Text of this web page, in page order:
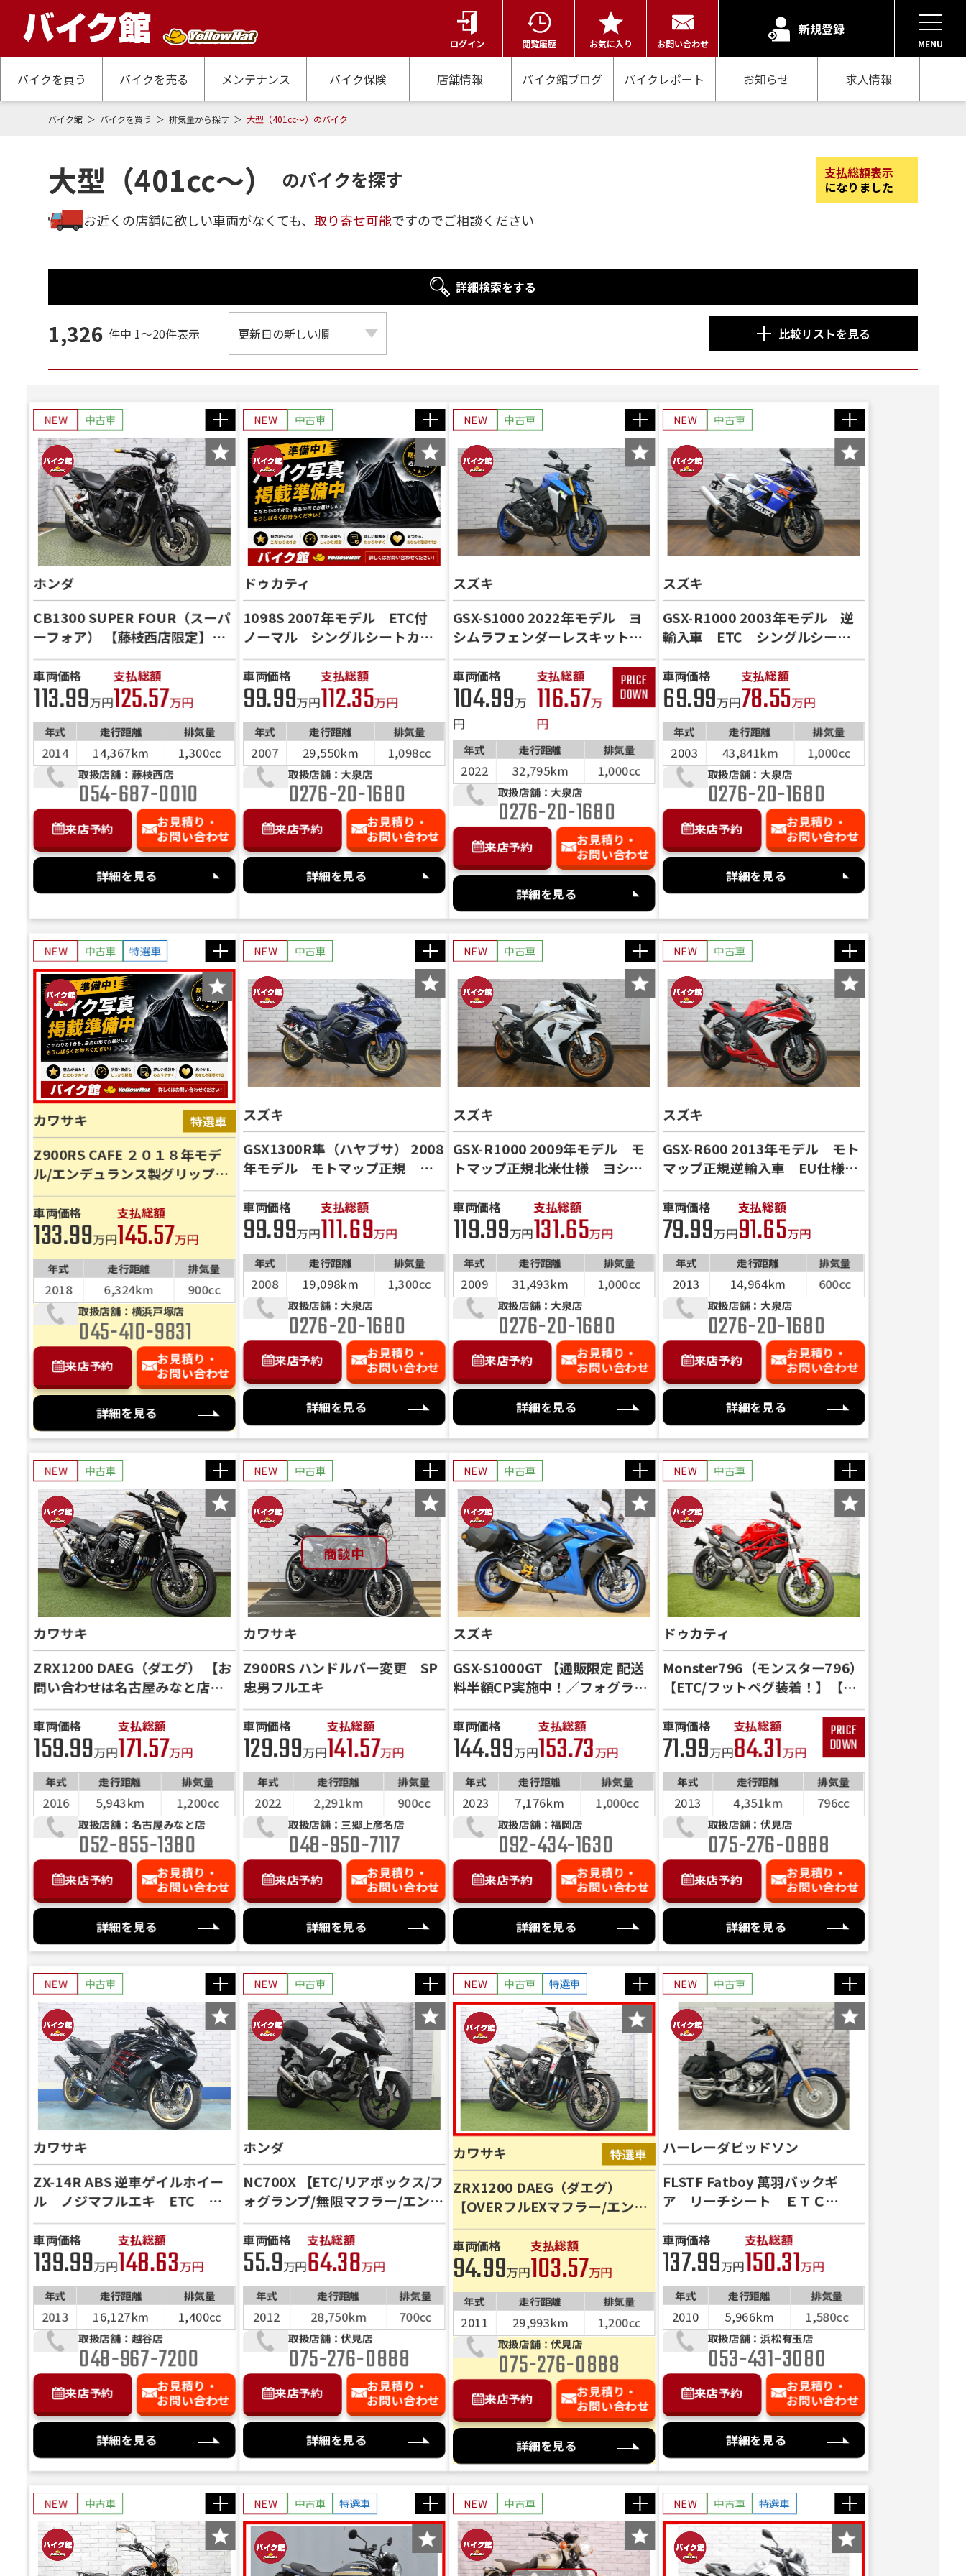
ログイン 閲覧履歴 お気に入り お問い合わせ
新規登録
MENU
バイクを買う バイクを売る メンテナンス バイク保険 店舗情報 バイク館ブログ バイクレポート お知らせ 求人情報
バイク館 バイクを買う 排気量から探す 大型（401cc～）のバイク
大型（401cc～） のバイクを探す
支払総額表示
になりました
お近くの店舗に欲しい車両がなくても、取り寄せ可能ですのでご相談ください
バイク館ではお乗り出しまでに必要な
概算のお支払総額を表示しております。
「お問い合わせ・来店予約」ボタンよりご依頼を頂けましたら、諸費用内
訳や、お客様のご希望に沿ったお見積もりを作成することも可能です！
是非、「お問い合わせ・来店予約」ボタンよりお気軽にご依頼ください。
詳細検索をする
1,326 件中 1～20件表示 比較リストを見る
NEW 中古車
ホンダ
CB1300 SUPER FOUR（スーパ
ーフォア） 【藤枝西店限定】今
だけの特別キャンペーン実施
中！ETC装備
車両価格
113.99万円
支払総額
125.57万円
年式 走行距離 排気量
2014 14,367km 1,300cc
取扱店舗：藤枝西店
054-687-0010
来店予約
お見積り・
お問い合わせ
詳細を見る
NEW 中古車
ドゥカティ
1098S 2007年モデル ETC付
ノーマル シングルシートカウ
ル コードキーあり 取説あり
車両価格
99.99万円
支払総額
112.35万円
年式 走行距離 排気量
2007 29,550km 1,098cc
取扱店舗：大泉店
0276-20-1680
来店予約
お見積り・
お問い合わせ
詳細を見る
NEW 中古車
スズキ
GSX-S1000 2022年モデル ヨ
シムラフェンダーレスキット
ETC USB＆シガー デイトナ
ミラー等
車両価格
104.99万
円
支払総額
116.57万
円
年式 走行距離 排気量
2022 32,795km 1,000cc
取扱店舗：大泉店
0276-20-1680
来店予約
お見積り・
お問い合わせ
詳細を見る
NEW 中古車
スズキ
GSX-R1000 2003年モデル 逆
輸入車 ETC シングルシート
カウル（ノーマル有） フェン
ダーレス エンジンガード 社
外レバー メッシュホース等
車両価格
69.99万円
支払総額
78.55万円
年式 走行距離 排気量
2003 43,841km 1,000cc
取扱店舗：大泉店
0276-20-1680
来店予約
お見積り・
お問い合わせ
詳細を見る
NEW 中古車 特選車
カワサキ
Z900RS CAFE ２０１８年モデ
ル/エンデュランス製グリップヒ
ーター/ノーマル車両/パールスト
ームグレー
車両価格
133.99万円
支払総額
145.57万円
年式 走行距離 排気量
2018 6,324km 900cc
取扱店舗：横浜戸塚店
045-410-9831
来店予約
お見積り・
お問い合わせ
詳細を見る
NEW 中古車
スズキ
GSX1300R隼（ハヤブサ） 2008
年モデル モトマップ正規 カ
ナダ仕様 ヨシムラ２本出しマ
フラー デイトナスライダー
アルミステップ 前後ドライブ
レコーダー ハンドルUPスペー
サー フェンダーレス ETC
スモークスクリーン シングル
シートカウル・ノーマルマフラ
ーあります！
車両価格
99.99万円
支払総額
111.69万円
年式 走行距離 排気量
2008 19,098km 1,300cc
取扱店舗：大泉店
0276-20-1680
来店予約
お見積り・
お問い合わせ
詳細を見る
NEW 中古車
スズキ
GSX-R1000 2009年モデル モ
トマップ正規北米仕様 ヨシム
ラスリップ ベビーフェイスバ
ックステップ プーチスクリー
ン フェンダーレス 社外ミラ
ー アクティブレバー スライ
ダー
車両価格
119.99万円
支払総額
131.65万円
年式 走行距離 排気量
2009 31,493km 1,000cc
取扱店舗：大泉店
0276-20-1680
来店予約
お見積り・
お問い合わせ
詳細を見る
NEW 中古車
スズキ
GSX-R600 2013年モデル モト
マップ正規逆輸入車 EU仕様
マルチバー スマホホルダー
車両価格
79.99万円
支払総額
91.65万円
年式 走行距離 排気量
2013 14,964km 600cc
取扱店舗：大泉店
0276-20-1680
来店予約
お見積り・
お問い合わせ
詳細を見る
NEW 中古車
カワサキ
ZRX1200 DAEG（ダエグ） 【お
問い合わせは名古屋みなと店ま
で】OVER RACING フルエキマ
フラー・フェンダーレス・社外
ミラー装備
車両価格
159.99万円
支払総額
171.57万円
年式 走行距離 排気量
2016 5,943km 1,200cc
取扱店舗：名古屋みなと店
052-855-1380
来店予約
お見積り・
お問い合わせ
詳細を見る
NEW 中古車
商談中
カワサキ
Z900RS ハンドルバー変更 SP
忠男フルエキ
車両価格
129.99万円
支払総額
141.57万円
年式 走行距離 排気量
2022 2,291km 900cc
取扱店舗：三郷上彦名店
048-950-7117
来店予約
お見積り・
お問い合わせ
詳細を見る
NEW 中古車
スズキ
GSX-S1000GT 【通販限定 配送
料半額CP実施中！／フォグラン
プ／スライダー／ドラレコ】
車両価格
144.99万円
支払総額
153.73万円
年式 走行距離 排気量
2023 7,176km 1,000cc
取扱店舗：福岡店
092-434-1630
来店予約
お見積り・
お問い合わせ
詳細を見る
NEW 中古車
ドゥカティ
Monster796（モンスター796）
【ETC/フットペグ装着！】【走
行わずか4350km】
車両価格
71.99万円
支払総額
84.31万円
年式 走行距離 排気量
2013 4,351km 796cc
取扱店舗：伏見店
075-276-0888
来店予約
お見積り・
お問い合わせ
詳細を見る
NEW 中古車
カワサキ
ZX-14R ABS 逆車ゲイルホイー
ル ノジマフルエキ ETC
ABS
車両価格
139.99万円
支払総額
148.63万円
年式 走行距離 排気量
2013 16,127km 1,400cc
取扱店舗：越谷店
048-967-7200
来店予約
お見積り・
お問い合わせ
詳細を見る
NEW 中古車
ホンダ
NC700X 【ETC/リアボックス/フ
ォグランプ/無限マフラー/エンジ
ンガード】装着済み!!!
車両価格
55.9万円
支払総額
64.38万円
年式 走行距離 排気量
2012 28,750km 700cc
取扱店舗：伏見店
075-276-0888
来店予約
お見積り・
お問い合わせ
詳細を見る
NEW 中古車 特選車
カワサキ
ZRX1200 DAEG（ダエグ）
【OVERフルEXマフラー/エンジ
ンスライダー/スクリーン/ETC】
装備済み!!!
車両価格
94.99万円
支払総額
103.57万円
年式 走行距離 排気量
2011 29,993km 1,200cc
取扱店舗：伏見店
075-276-0888
来店予約
お見積り・
お問い合わせ
詳細を見る
NEW 中古車
ハーレーダビッドソン
FLSTF Fatboy 萬羽バックギ
ア リーチシート ＥＴＣ
(MSC-BE21) サドルバッグ
バックレスト 【ダイヤ
ⅡKeePer施工済車両】
車両価格
137.99万円
支払総額
150.31万円
年式 走行距離 排気量
2010 5,966km 1,580cc
取扱店舗：浜松有玉店
053-431-3080
来店予約
お見積り・
お問い合わせ
詳細を見る
NEW 中古車 NEW 中古車 特選車 NEW 中古車 NEW 中古車 特選車
前へ次へ